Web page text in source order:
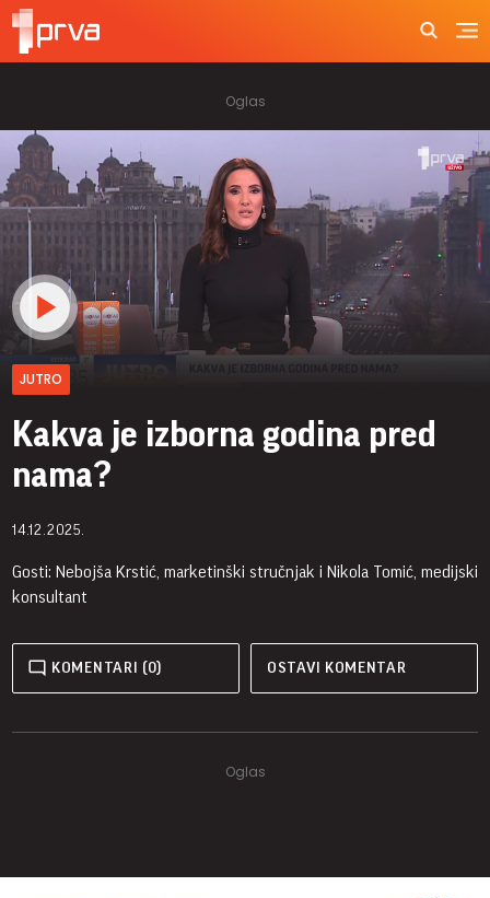
JUTRO
Kakva je izborna godina pred
nama?
14.12.2025.
Gosti: Nebojša Krstić, marketinški stručnjak i Nikola Tomić, medijski
konsultant
KOMENTARI (0) OSTAVI KOMENTAR